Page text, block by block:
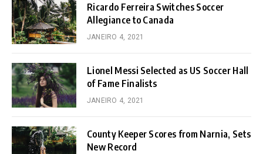
Ricardo Ferreira Switches Soccer
Allegiance to Canada
JANEIRO 4, 2021
Lionel Messi Selected as US Soccer Hall
of Fame Finalists
JANEIRO 4, 2021
County Keeper Scores from Narnia, Sets
New Record